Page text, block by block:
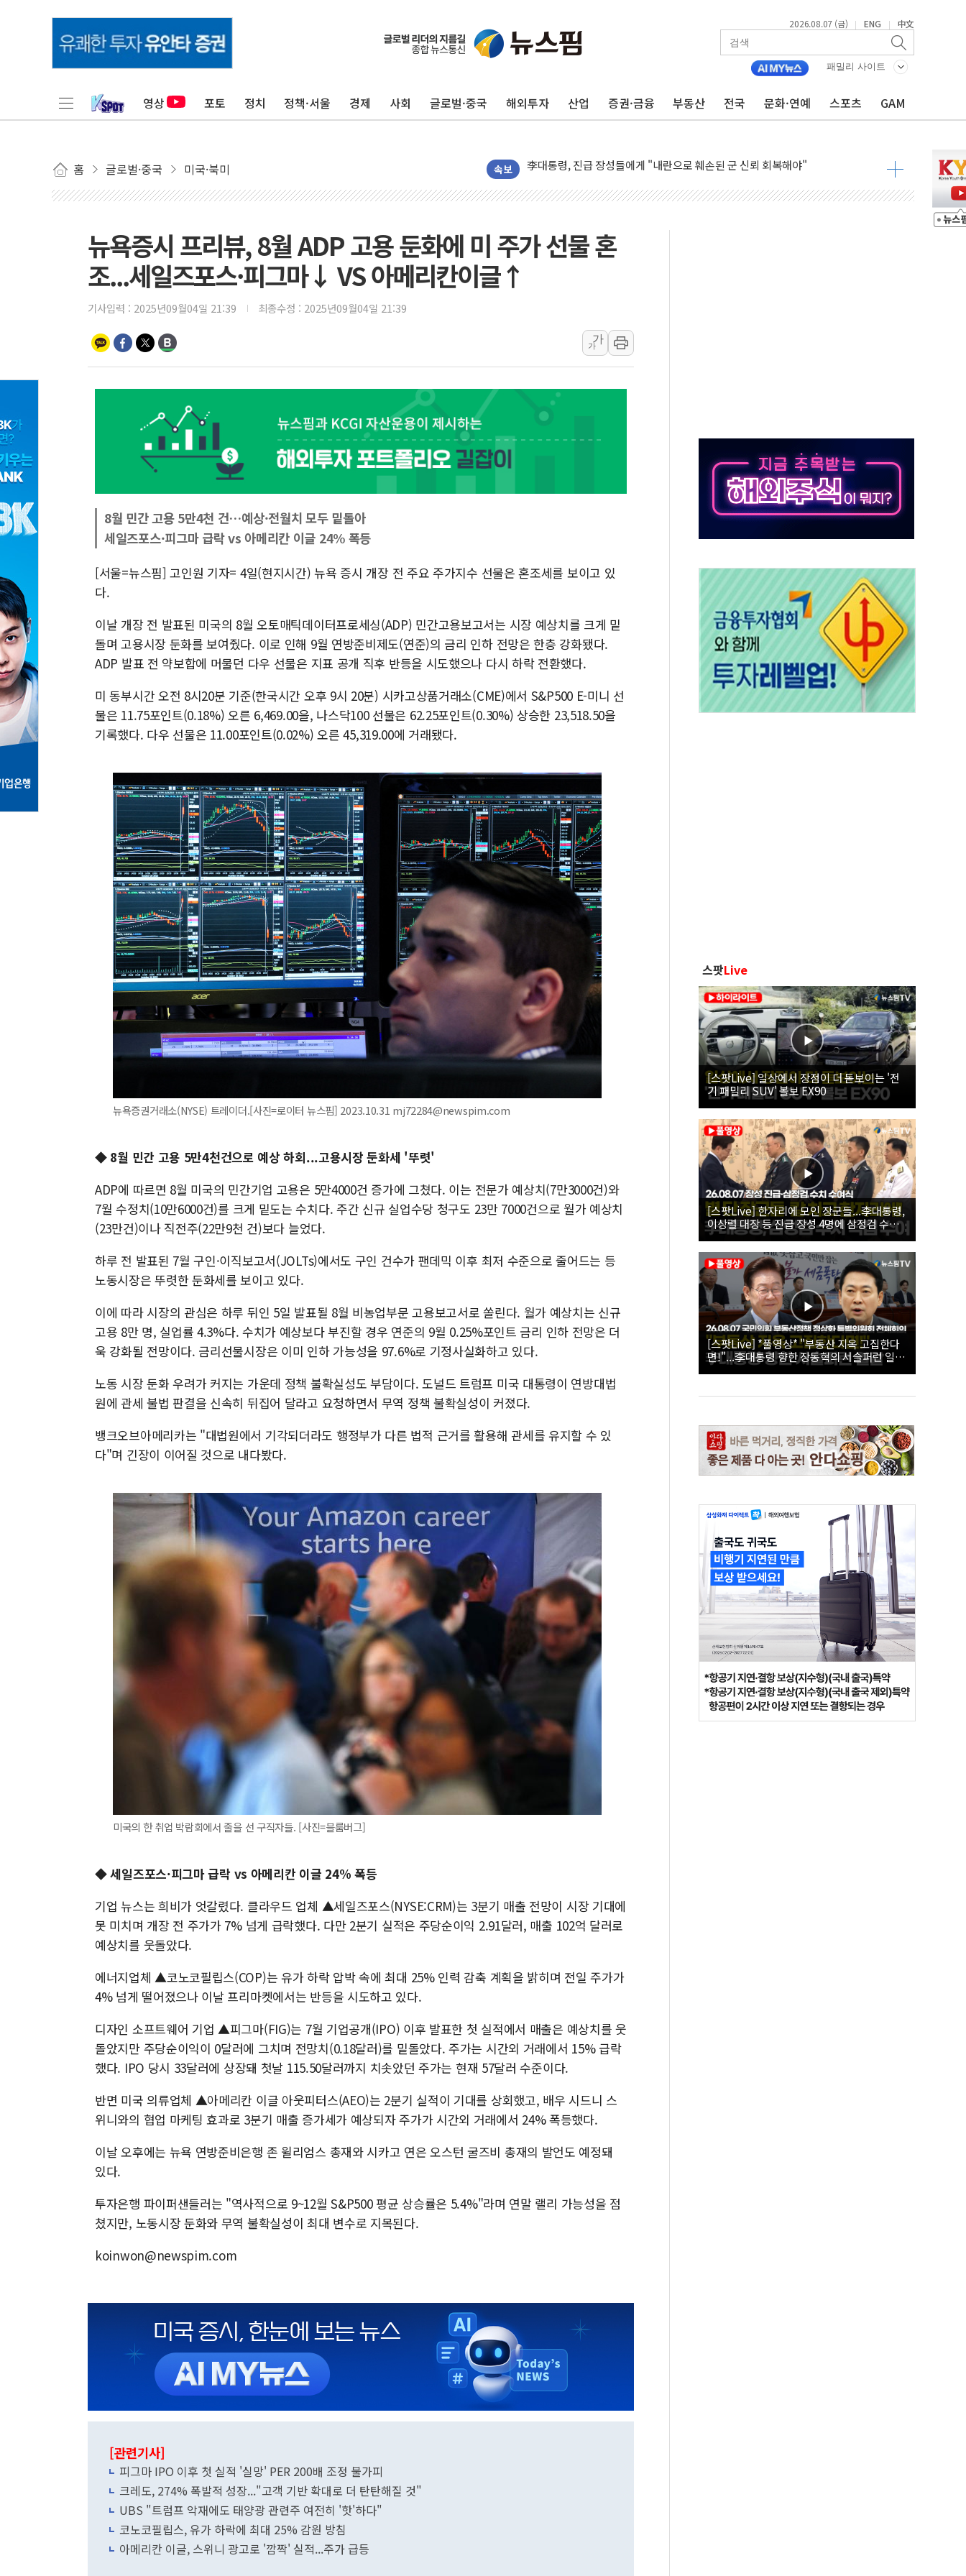
2026.08.07 (금) | ENG | 中文
패밀리 사이트
영상 포토 정치 정책·서울 경제 사회 글로벌·중국 해외투자 산업 증권·금융 부동산 전국 문화·연예 스포츠 GAM
홈 글로벌·중국 미국·북미 속보
李대통령, 규제합리화위 부위원장에 김태유 교수…국립외교원장에 김흥규 교수
금투협, ChatGPT로 투자 웹리포트 만든다…AI 금융데이터 분석 과정 개설
박홍근 "국가재정시스템 안정성 한순간도 흔들려선 안돼"
우리자산운용, MMF 순자산 30조 돌파…증시 급락에 업계 1위
TBH글로벌, 상반기 매출 1006억원…전년비 13.9% 증가
건설 불황 속 내실 다진 한샘…B2B 확장으로 성장동력 확보
"내년 메모리 물량 동났다"…선수금 내걸고 확보 전쟁
美 정보 당국 "푸틴, 몇 년 내 NATO 결속력 시험하려 한정적 침공 가능성"
인도, 바이오가스 생산에 3.5조원 투입키로...'에너지 자립' 일환
신인류콘텐츠, 핀란드 AI 기업 Audission Oy와 운영 파트너십 체결
국민의힘 윤리위, '부산 돌려차기 발언' 논란 서범수·진종오 징계절차 개시
뉴욕증시 프리뷰, 8월 ADP 고용 둔화에 미 주가 선물 혼
조...세일즈포스·피그마↓ VS 아메리칸이글↑
기사입력 : 2025년09월04일 21:39 최종수정 : 2025년09월04일 21:39
가
가
8월 민간 고용 5만4천 건…예상·전월치 모두 밑돌아
세일즈포스·피그마 급락 vs 아메리칸 이글 24% 폭등
[서울=뉴스핌] 고인원 기자= 4일(현지시간) 뉴욕 증시 개장 전 주요 주가지수 선물은 혼조세를 보이고 있
다.
이날 개장 전 발표된 미국의 8월 오토매틱데이터프로세싱(ADP) 민간고용보고서는 시장 예상치를 크게 밑
돌며 고용시장 둔화를 보여줬다. 이로 인해 9월 연방준비제도(연준)의 금리 인하 전망은 한층 강화됐다.
ADP 발표 전 약보합에 머물던 다우 선물은 지표 공개 직후 반등을 시도했으나 다시 하락 전환했다.
미 동부시간 오전 8시20분 기준(한국시간 오후 9시 20분) 시카고상품거래소(CME)에서 S&P500 E-미니 선
물은 11.75포인트(0.18%) 오른 6,469.00을, 나스닥100 선물은 62.25포인트(0.30%) 상승한 23,518.50을
기록했다. 다우 선물은 11.00포인트(0.02%) 오른 45,319.00에 거래됐다.
뉴욕증권거래소(NYSE) 트레이더.[사진=로이터 뉴스핌] 2023.10.31 mj72284@newspim.com
◆ 8월 민간 고용 5만4천건으로 예상 하회...고용시장 둔화세 '뚜렷'
ADP에 따르면 8월 미국의 민간기업 고용은 5만4000건 증가에 그쳤다. 이는 전문가 예상치(7만3000건)와
7월 수정치(10만6000건)를 크게 밑도는 수치다. 주간 신규 실업수당 청구도 23만 7000건으로 월가 예상치
(23만건)이나 직전주(22만9천 건)보다 늘었다.
하루 전 발표된 7월 구인·이직보고서(JOLTs)에서도 구인 건수가 팬데믹 이후 최저 수준으로 줄어드는 등
노동시장은 뚜렷한 둔화세를 보이고 있다.
이에 따라 시장의 관심은 하루 뒤인 5일 발표될 8월 비농업부문 고용보고서로 쏠린다. 월가 예상치는 신규
고용 8만 명, 실업률 4.3%다. 수치가 예상보다 부진할 경우 연준의 9월 0.25%포인트 금리 인하 전망은 더
욱 강화될 전망이다. 금리선물시장은 이미 인하 가능성을 97.6%로 기정사실화하고 있다.
노동 시장 둔화 우려가 커지는 가운데 정책 불확실성도 부담이다. 도널드 트럼프 미국 대통령이 연방대법
원에 관세 불법 판결을 신속히 뒤집어 달라고 요청하면서 무역 정책 불확실성이 커졌다.
뱅크오브아메리카는 "대법원에서 기각되더라도 행정부가 다른 법적 근거를 활용해 관세를 유지할 수 있
다"며 긴장이 이어질 것으로 내다봤다.
미국의 한 취업 박람회에서 줄을 선 구직자들. [사진=블룸버그]
◆세일즈포스·피그마 급락 vs 아메리칸 이글 24% 폭등
기업 뉴스는 희비가 엇갈렸다. 클라우드 업체 ▲세일즈포스(NYSE:CRM)는 3분기 매출 전망이 시장 기대에
못 미치며 개장 전 주가가 7% 넘게 급락했다. 다만 2분기 실적은 주당순이익 2.91달러, 매출 102억 달러로
예상치를 웃돌았다.
에너지업체 ▲코노코필립스(COP)는 유가 하락 압박 속에 최대 25% 인력 감축 계획을 밝히며 전일 주가가
4% 넘게 떨어졌으나 이날 프리마켓에서는 반등을 시도하고 있다.
디자인 소프트웨어 기업 ▲피그마(FIG)는 7월 기업공개(IPO) 이후 발표한 첫 실적에서 매출은 예상치를 웃
돌았지만 주당순이익이 0달러에 그치며 전망치(0.18달러)를 밑돌았다. 주가는 시간외 거래에서 15% 급락
했다. IPO 당시 33달러에 상장돼 첫날 115.50달러까지 치솟았던 주가는 현재 57달러 수준이다.
반면 미국 의류업체 ▲아메리칸 이글 아웃피터스(AEO)는 2분기 실적이 기대를 상회했고, 배우 시드니 스
위니와의 협업 마케팅 효과로 3분기 매출 증가세가 예상되자 주가가 시간외 거래에서 24% 폭등했다.
이날 오후에는 뉴욕 연방준비은행 존 윌리엄스 총재와 시카고 연은 오스턴 굴즈비 총재의 발언도 예정돼
있다.
투자은행 파이퍼샌들러는 "역사적으로 9~12월 S&P500 평균 상승률은 5.4%"라며 연말 랠리 가능성을 점
쳤지만, 노동시장 둔화와 무역 불확실성이 최대 변수로 지목된다.
koinwon@newspim.com
[관련기사]
피그마 IPO 이후 첫 실적 '실망' PER 200배 조정 불가피
크레도, 274% 폭발적 성장..."고객 기반 확대로 더 탄탄해질 것"
UBS "트럼프 악재에도 태양광 관련주 여전히 '핫'하다"
코노코필립스, 유가 하락에 최대 25% 감원 방침
아메리칸 이글, 스위니 광고로 '깜짝' 실적...주가 급등
스팟Live
[스팟Live] 일상에서 장점이 더 돋보이는 '전
기 패밀리 SUV' 볼보 EX90
[스팟Live] 한자리에 모인 장군들...李대통령,
이상렬 대장 등 진급 장성 4명에 삼정검 수치
직접 수여｜26.08.07 장성 진급·삼정검 수치
수여식
[스팟Live] *풀영상* "부동산 지옥 고집한다
면!"...李대통령 향한 장동혁의 서슬퍼런 일갈
| 26.08.07 국민의힘 부동산정책 정상화 특별